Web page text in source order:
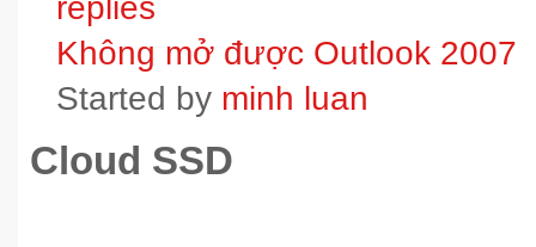
replies
Không mở được Outlook 2007
Started by minh luan
Cloud SSD